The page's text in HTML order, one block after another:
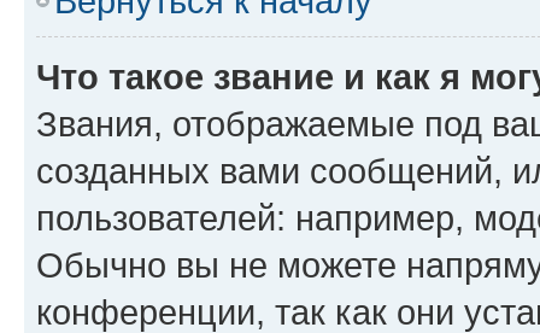
Что такое звание и как я
Звания, отображаемые под
созданных вами сообщений,
пользователей: например,
Обычно вы не можете
конференции, так как они